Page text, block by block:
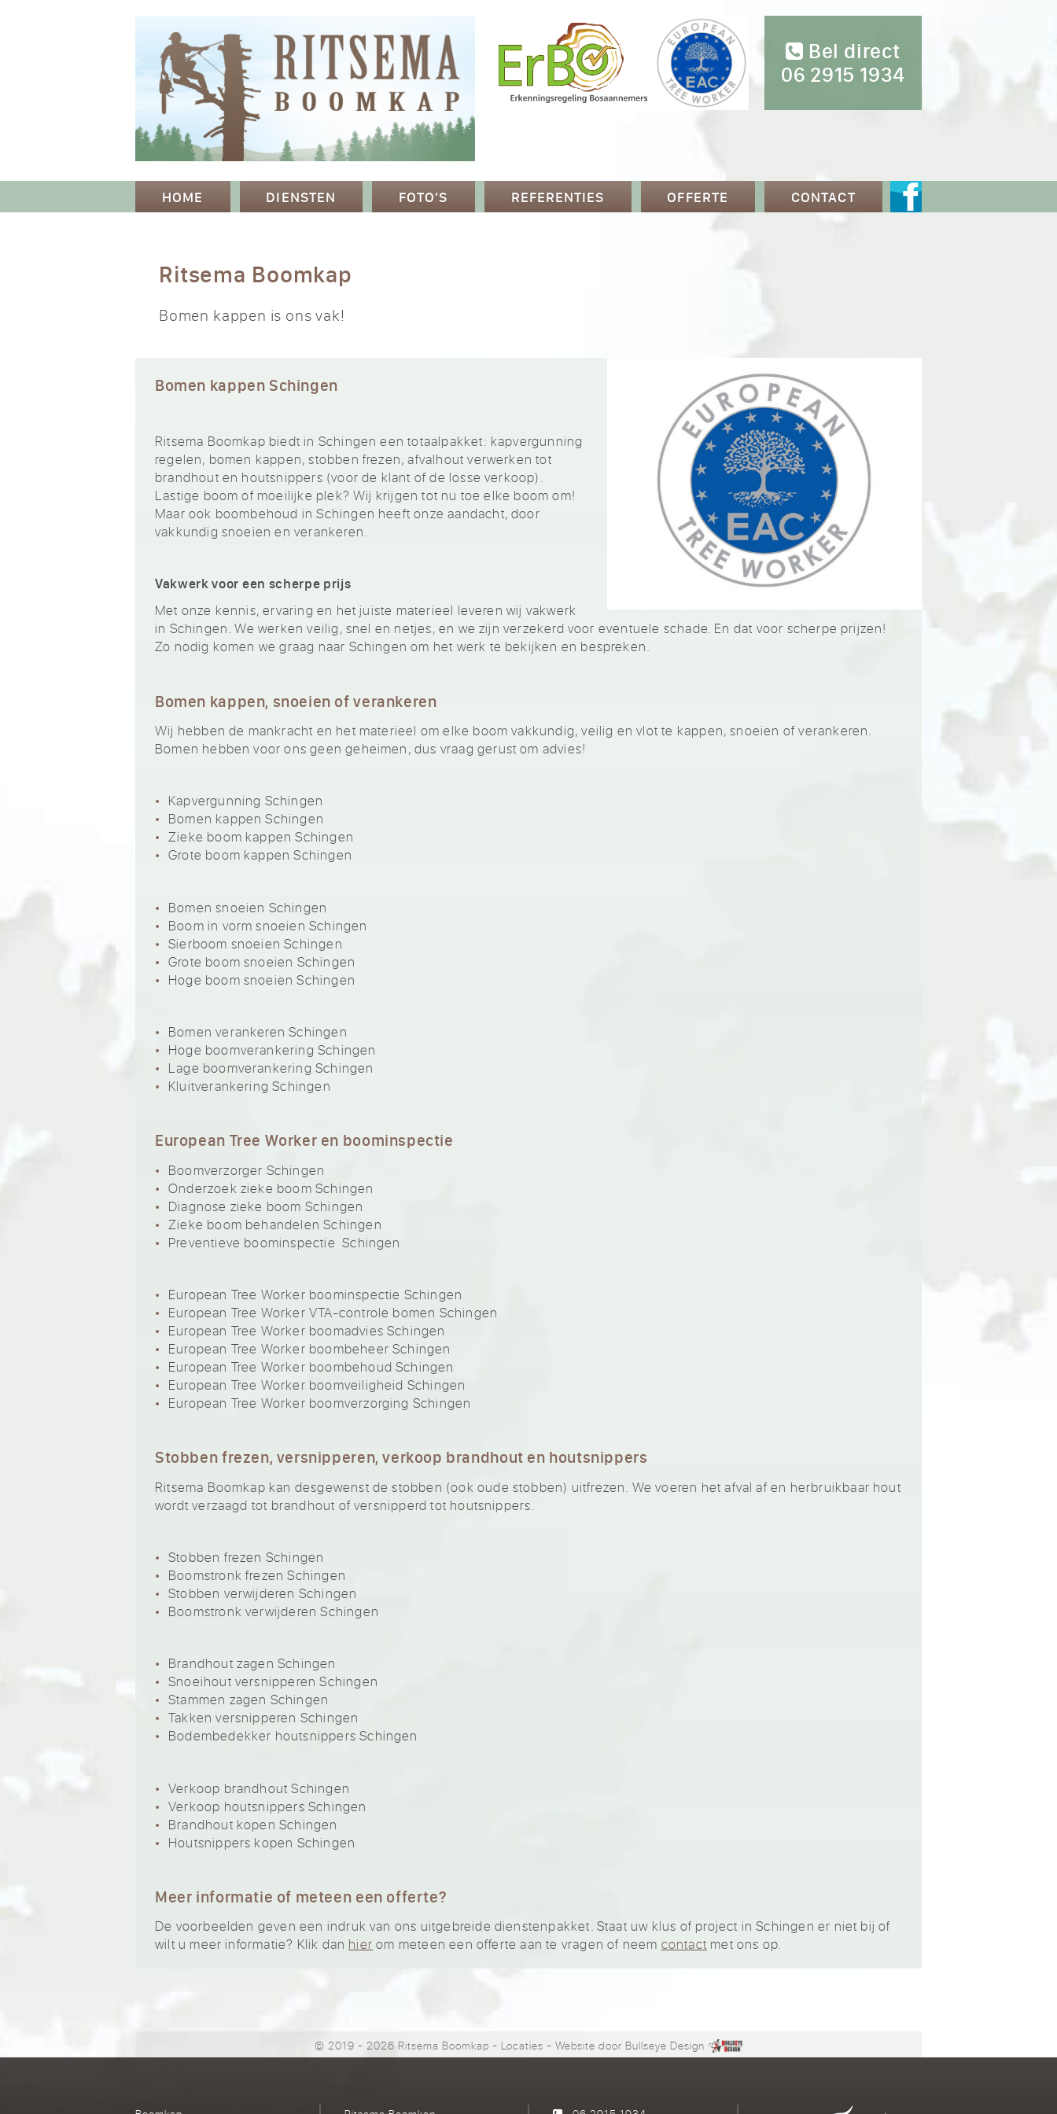
Bel direct
06 2915 1934
HOME DIENSTEN FOTO’S REFERENTIES OFFERTE CONTACT
Ritsema Boomkap
Bomen kappen is ons vak!
Bomen kappen Schingen
Ritsema Boomkap biedt in Schingen een totaalpakket: kapvergunning
regelen, bomen kappen, stobben frezen, afvalhout verwerken tot
brandhout en houtsnippers (voor de klant of de losse verkoop).
Lastige boom of moeilijke plek? Wij krijgen tot nu toe elke boom om!
Maar ook boombehoud in Schingen heeft onze aandacht, door
vakkundig snoeien en verankeren.
Vakwerk voor een scherpe prijs
Met onze kennis, ervaring en het juiste materieel leveren wij vakwerk
in Schingen. We werken veilig, snel en netjes, en we zijn verzekerd voor eventuele schade. En dat voor scherpe prijzen!
Zo nodig komen we graag naar Schingen om het werk te bekijken en bespreken.
Bomen kappen, snoeien of verankeren
Wij hebben de mankracht en het materieel om elke boom vakkundig, veilig en vlot te kappen, snoeien of verankeren.
Bomen hebben voor ons geen geheimen, dus vraag gerust om advies!
Kapvergunning Schingen
Bomen kappen Schingen
Zieke boom kappen Schingen
Grote boom kappen Schingen
Bomen snoeien Schingen
Boom in vorm snoeien Schingen
Sierboom snoeien Schingen
Grote boom snoeien Schingen
Hoge boom snoeien Schingen
Bomen verankeren Schingen
Hoge boomverankering Schingen
Lage boomverankering Schingen
Kluitverankering Schingen
European Tree Worker en boominspectie
Boomverzorger Schingen
Onderzoek zieke boom Schingen
Diagnose zieke boom Schingen
Zieke boom behandelen Schingen
Preventieve boominspectie Schingen
European Tree Worker boominspectie Schingen
European Tree Worker VTA-controle bomen Schingen
European Tree Worker boomadvies Schingen
European Tree Worker boombeheer Schingen
European Tree Worker boombehoud Schingen
European Tree Worker boomveiligheid Schingen
European Tree Worker boomverzorging Schingen
Stobben frezen, versnipperen, verkoop brandhout en houtsnippers
Ritsema Boomkap kan desgewenst de stobben (ook oude stobben) uitfrezen. We voeren het afval af en herbruikbaar hout
wordt verzaagd tot brandhout of versnipperd tot houtsnippers.
Stobben frezen Schingen
Boomstronk frezen Schingen
Stobben verwijderen Schingen
Boomstronk verwijderen Schingen
Brandhout zagen Schingen
Snoeihout versnipperen Schingen
Stammen zagen Schingen
Takken versnipperen Schingen
Bodembedekker houtsnippers Schingen
Verkoop brandhout Schingen
Verkoop houtsnippers Schingen
Brandhout kopen Schingen
Houtsnippers kopen Schingen
Meer informatie of meteen een offerte?
De voorbeelden geven een indruk van ons uitgebreide dienstenpakket. Staat uw klus of project in Schingen er niet bij of
wilt u meer informatie? Klik dan hier om meteen een offerte aan te vragen of neem contact met ons op.
© 2019 - 2026 Ritsema Boomkap - Locaties - Website door Bullseye Design